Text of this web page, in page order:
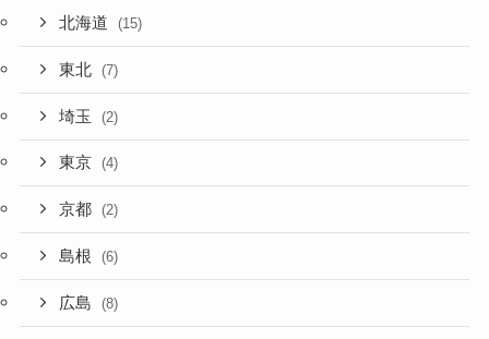
北海道 (15)
東北 (7)
埼玉 (2)
東京 (4)
京都 (2)
島根 (6)
広島 (8)